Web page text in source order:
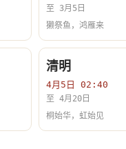
至 3月5日
獭祭鱼，鸿雁来
清明
4月5日 02:40
至 4月20日
桐始华，虹始见